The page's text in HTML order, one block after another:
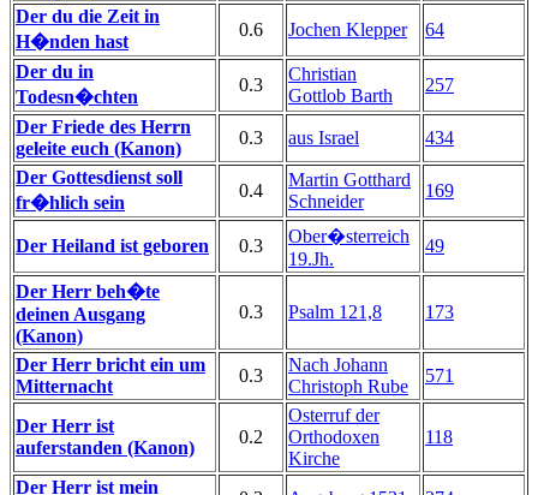
Der du die Zeit in
H�nden hast
0.6 Jochen Klepper 64
Der du in
Todesn�chten
0.3
Christian
Gottlob Barth
257
Der Friede des Herrn
geleite euch (Kanon)
0.3 aus Israel
434
Der Gottesdienst soll
fr�hlich sein
0.4
Martin Gotthard
Schneider
169
Der Heiland ist geboren 0.3
Ober�sterreich
19.Jh.
49
Der Herr beh�te
deinen Ausgang
(Kanon)
0.3 Psalm 121,8 173
Der Herr bricht ein um
Mitternacht
0.3
Nach Johann
Christoph Rube
571
Der Herr ist
auferstanden (Kanon)
0.2
Osterruf der
Orthodoxen
Kirche
118
Der Herr ist mein